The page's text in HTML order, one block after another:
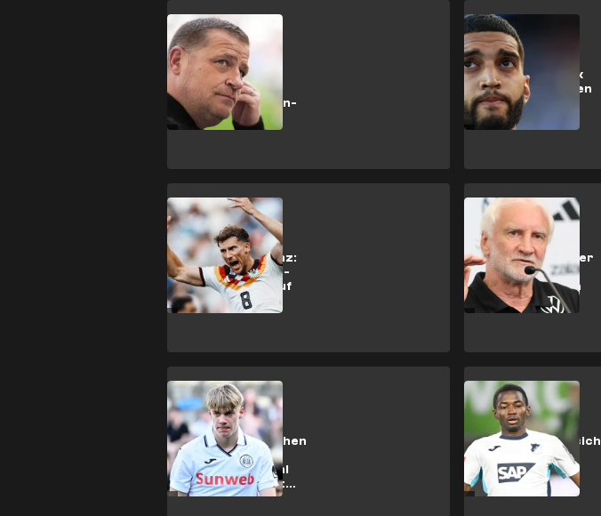
Bundesliga
Wechsel nach
Frankfurt:
Nächster Bayern-
Abgang wohl fix
Weltmeisterschaft
Blitz-Comeback
von Saibari gegen
Frankreich?
Bundesliga
Neue Konkurrenz:
Goretzkas Juve-
Wechsel wohl auf
der Kippe
Weltmeisterschaft
Zukunft von Völler
beim DFB: Klopp
wohl mit klarem
Wunsch
Bundesliga
FCB und BVB gehen
leer aus:
Hoffenheim wohl
mit Supertalent
einig
Bundesliga
BVB erkundigt sich
angeblich nach
Toure